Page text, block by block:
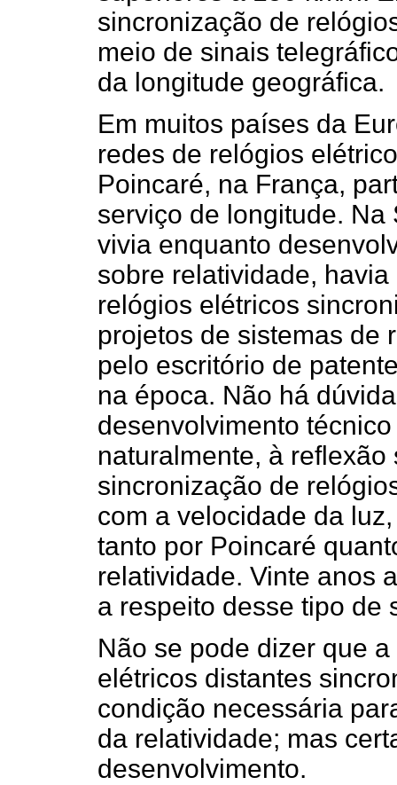
sincronização de
meio de sinais
da longitude geográfica.
Em muitos países da
redes de relógios
Poincaré, na França,
serviço de longitude.
vivia enquanto
sobre relatividade,
relógios elétricos
projetos de sistemas de
pelo escritório de
na época. Não há
desenvolvimento
naturalmente, à
sincronização de
com a velocidade da
tanto por Poincaré
relatividade. Vinte anos
a respeito desse tipo de
Não se pode dizer que
elétricos distantes
condição necessária
da relatividade; mas
desenvolvimento.